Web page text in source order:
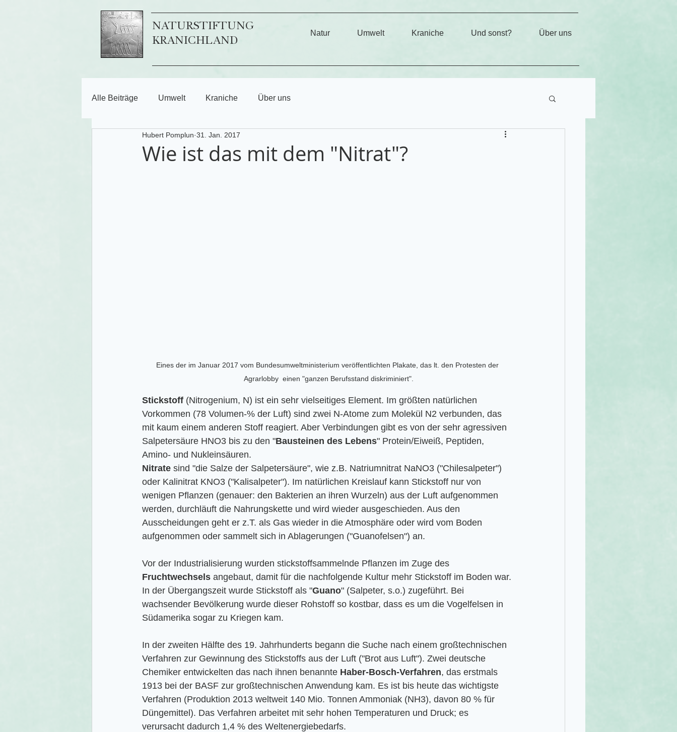
NATURSTIFTUNG
KRANICHLAND
Natur Umwelt Kraniche Und sonst? Über uns
Alle Beiträge Umwelt Kraniche Über uns
Wie ist das mit dem "Nitrat"?
Hubert Pomplun 31. Jan. 2017
Eines der im Januar 2017 vom Bundesumweltministerium veröffentlichten Plakate, das lt. den Protesten der
Agrarlobby  einen "ganzen Berufsstand diskriminiert".
Stickstoff (Nitrogenium, N) ist ein sehr vielseitiges Element. Im größten natürlichen
Vorkommen (78 Volumen-% der Luft) sind zwei N-Atome zum Molekül N2 verbunden, das
mit kaum einem anderen Stoff reagiert. Aber Verbindungen gibt es von der sehr agressiven
Salpetersäure HNO3 bis zu den "Bausteinen des Lebens" Protein/Eiweiß, Peptiden,
Amino- und Nukleinsäuren.
Nitrate sind "die Salze der Salpetersäure", wie z.B. Natriumnitrat NaNO3 ("Chilesalpeter")
oder Kalinitrat KNO3 ("Kalisalpeter"). Im natürlichen Kreislauf kann Stickstoff nur von
wenigen Pflanzen (genauer: den Bakterien an ihren Wurzeln) aus der Luft aufgenommen
werden, durchläuft die Nahrungskette und wird wieder ausgeschieden. Aus den
Ausscheidungen geht er z.T. als Gas wieder in die Atmosphäre oder wird vom Boden
aufgenommen oder sammelt sich in Ablagerungen ("Guanofelsen") an.
Vor der Industrialisierung wurden stickstoffsammelnde Pflanzen im Zuge des
Fruchtwechsels angebaut, damit für die nachfolgende Kultur mehr Stickstoff im Boden war.
In der Übergangszeit wurde Stickstoff als "Guano" (Salpeter, s.o.) zugeführt. Bei
wachsender Bevölkerung wurde dieser Rohstoff so kostbar, dass es um die Vogelfelsen in
Südamerika sogar zu Kriegen kam.
In der zweiten Hälfte des 19. Jahrhunderts begann die Suche nach einem großtechnischen
Verfahren zur Gewinnung des Stickstoffs aus der Luft ("Brot aus Luft"). Zwei deutsche
Chemiker entwickelten das nach ihnen benannte Haber-Bosch-Verfahren, das erstmals
1913 bei der BASF zur großtechnischen Anwendung kam. Es ist bis heute das wichtigste
Verfahren (Produktion 2013 weltweit 140 Mio. Tonnen Ammoniak (NH3), davon 80 % für
Düngemittel). Das Verfahren arbeitet mit sehr hohen Temperaturen und Druck; es
verursacht dadurch 1,4 % des Weltenergiebedarfs.